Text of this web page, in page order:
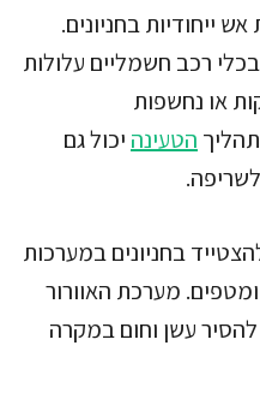
ייחודיות בחניונים.
רכב חשמליים עלולות
או נחשפות
הטעינה יכול גם
בחניונים במערכות
מערכת האוורור
עשן וחום במקרה